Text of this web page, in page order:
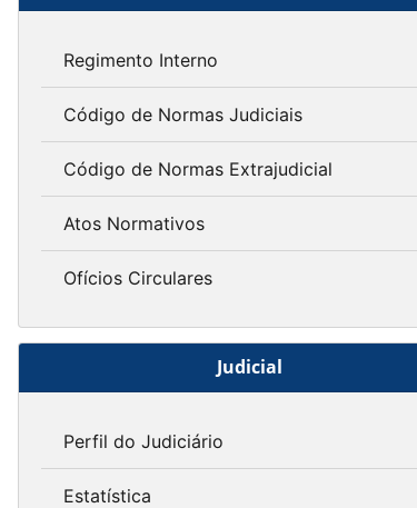
Regimento Interno
Código de Normas Judiciais
Código de Normas Extrajudicial
Atos Normativos
Ofícios Circulares
Judicial
Perfil do Judiciário
Estatística